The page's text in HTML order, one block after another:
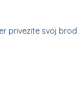
privezite svoj brod